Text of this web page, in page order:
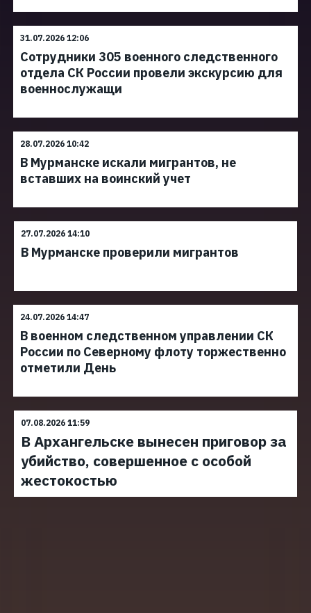
31.07.2026 12:06
Сотрудники 305 военного следственного
отдела СК России провели экскурсию для
военнослужащи
28.07.2026 10:42
В Мурманске искали мигрантов, не
вставших на воинский учет
27.07.2026 14:10
В Мурманске проверили мигрантов
24.07.2026 14:47
В военном следственном управлении СК
России по Северному флоту торжественно
отметили День
07.08.2026 11:59
В Архангельске вынесен приговор за
убийство, совершенное с особой
жестокостью